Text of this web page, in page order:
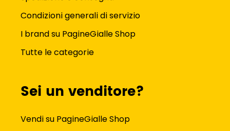
Condizioni generali di servizio
I brand su PagineGialle Shop
Tutte le categorie
Sei un venditore?
Vendi su PagineGialle Shop